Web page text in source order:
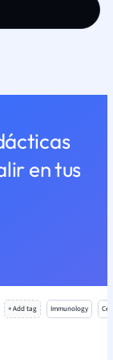
en tus
+ Add tag Immunology